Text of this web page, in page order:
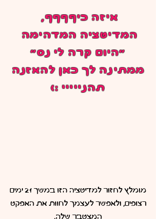
איזה כיףףףף,
המדיטציה המדהימה
"היום קרה לי נס"
ממתינה לך כאן להאזנה
תהנייייי :)
מומלץ לחזור למדיטציה הזו במשך 21 ימים
רצופים, ולאפשר לעצמך לחוות את האפקט